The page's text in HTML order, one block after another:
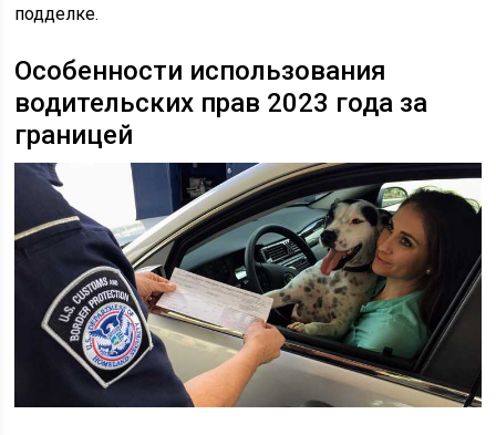
подделке.
Особенности использования
водительских прав 2023 года за
границей